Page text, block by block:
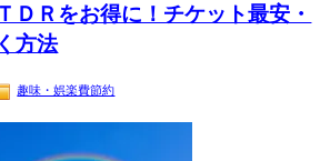
ＤＲをお得に！チケット最安・
方法
趣味・娯楽費節約